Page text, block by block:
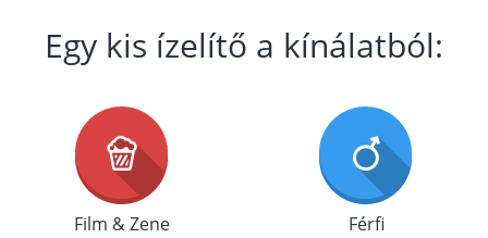
Egy kis ízelítő a kínálatból:
Film & Zene Férfi